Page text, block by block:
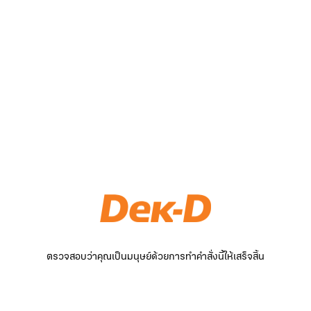
ตรวจสอบว่าคุณเป็นมนุษย์ด้วยการทำคำสั่งนี้ให้เสร็จสิ้น